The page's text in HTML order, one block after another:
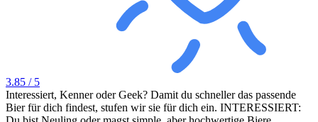
3.85 / 5
Interessiert, Kenner oder Geek? Damit du schneller das passende
Bier für dich findest, stufen wir sie für dich ein. INTERESSIERT: